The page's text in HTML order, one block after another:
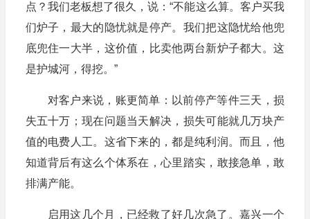
点？我们老板想了很久，说：“不能这么算。客户买我
们炉子，最大的隐忧就是停产。我们把这隐忧给他兜
底兜住一大半，这价值，比卖他两台新炉子都大。这
是护城河，得挖。”
对客户来说，账更简单：以前停产等件三天，损
失五十万；现在问题当天解决，损失可能就几万块产
值的电费人工。这省下来的，都是纯利润。而且，他
知道背后有这么个体系在，心里踏实，敢接急单，敢
排满产能。
启用这几个月，已经救了好几次急了。嘉兴一个